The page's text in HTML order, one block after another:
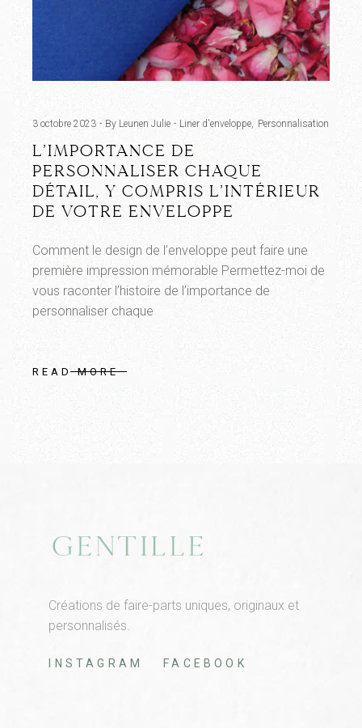
3 octobre 2023 By Leunen Julie Liner d'enveloppe Personnalisation
L’IMPORTANCE DE
PERSONNALISER CHAQUE
DÉTAIL, Y COMPRIS L’INTÉRIEUR
DE VOTRE ENVELOPPE
Comment le design de l’enveloppe peut faire une
première impression mémorable Permettez-moi de
vous raconter l’histoire de l’importance de
personnaliser chaque
READ MORE
Créations de faire-parts uniques, originaux et
personnalisés.
INSTAGRAM FACEBOOK